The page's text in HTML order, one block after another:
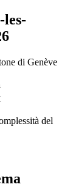
les-
di Genève
del